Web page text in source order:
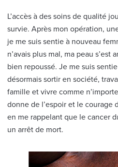
L’accès à des soins de qualité
survie. Après mon opération,
je me suis sentie à nouveau
n’avais plus mal, ma peau
bien repoussé. Je me suis
désormais sortir en société,
famille et vivre comme
donne de l’espoir et le courage
en me rappelant que le cancer
un arrêt de mort.